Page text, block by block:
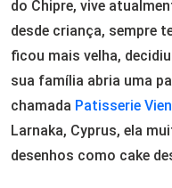
do Chipre, vive
desde criança, sempre
ficou mais velha,
sua família abria uma
chamada Patisserie
Larnaka, Cyprus, ela
desenhos como cake